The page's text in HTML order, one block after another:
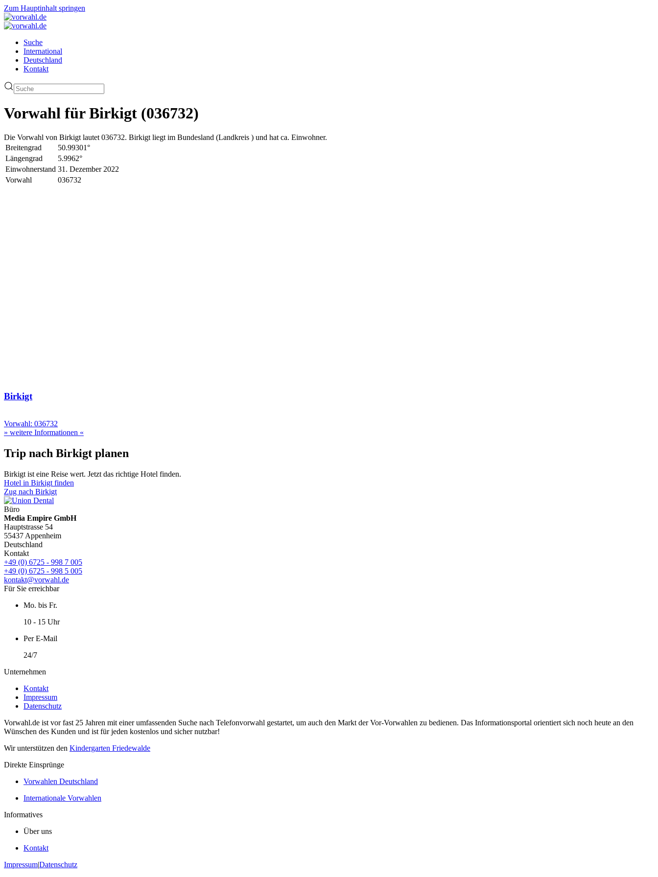
Zum Hauptinhalt springen
Suche
International
Deutschland
Kontakt
Vorwahl für Birkigt (036732)
Die Vorwahl von Birkigt lautet 036732. Birkigt liegt im Bundesland (Landkreis ) und hat ca. Einwohner.
Breitengrad
50.99301°
Längengrad
5.9962°
Einwohnerstand 31. Dezember 2022
Vorwahl
036732
Birkigt
Vorwahl: 036732
» weitere Informationen «
Trip nach Birkigt planen
Birkigt ist eine Reise wert. Jetzt das richtige Hotel finden.
Hotel in Birkigt finden
Zug nach Birkigt
Büro
Media Empire GmbH
Hauptstrasse 54
55437 Appenheim
Deutschland
Kontakt
+49 (0) 6725 - 998 7 005
+49 (0) 6725 - 998 5 005
kontakt@vorwahl.de
Für Sie erreichbar
Mo. bis Fr.
10 - 15 Uhr
Per E-Mail
24/7
Unternehmen
Kontakt
Impressum
Datenschutz
Vorwahl.de ist vor fast 25 Jahren mit einer umfassenden Suche nach Telefonvorwahl gestartet, um auch den Markt der Vor-Vorwahlen zu bedienen. Das Informationsportal orientiert sich noch heute an den
Wünschen des Kunden und ist für jeden kostenlos und sicher nutzbar!
Wir unterstützen den Kindergarten Friedewalde
Direkte Einsprünge
Vorwahlen Deutschland
Internationale Vorwahlen
Informatives
Über uns
Kontakt
Impressum|Datenschutz